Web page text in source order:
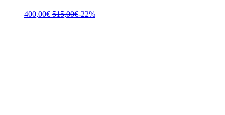
400,00€ 515,00€-22%